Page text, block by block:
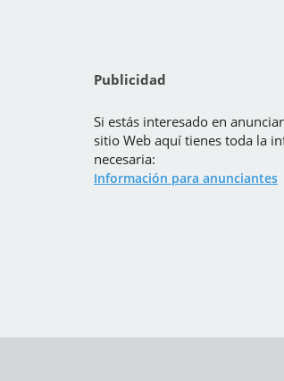
Publicidad
Si estás interesado en
sitio Web aquí tienes toda la
necesaria:
Información para anunciantes